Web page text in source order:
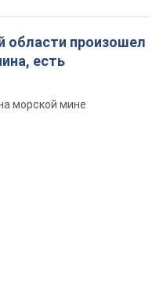
области произошел
есть
морской мине